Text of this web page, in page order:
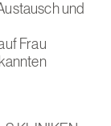
und
Frau